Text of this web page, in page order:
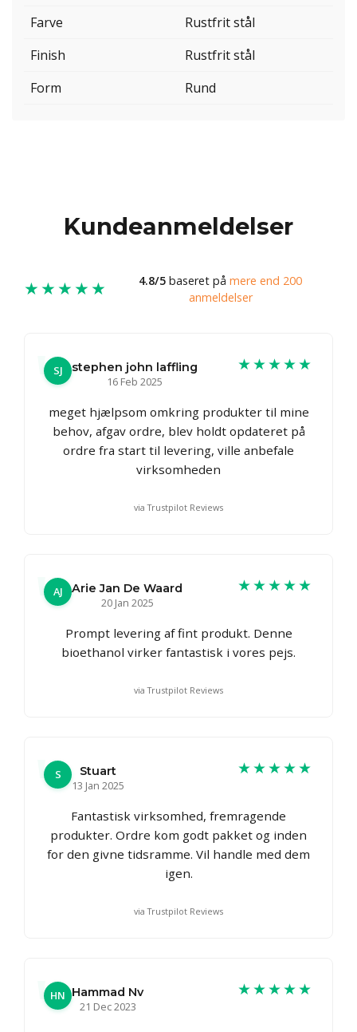
Farve
Rustfrit stål
Finish
Rustfrit stål
Form
Rund
Kundeanmeldelser
★★★★★ 4.8/5 baseret på mere end 200
anmeldelser
SJ
stephen john laffling
16 Feb 2025
★★★★★
meget hjælpsom omkring produkter til mine
behov, afgav ordre, blev holdt opdateret på
ordre fra start til levering, ville anbefale
virksomheden
via Trustpilot Reviews
AJ
Arie Jan De Waard
20 Jan 2025
★★★★★
Prompt levering af fint produkt. Denne
bioethanol virker fantastisk i vores pejs.
via Trustpilot Reviews
S
Stuart
13 Jan 2025
★★★★★
Fantastisk virksomhed, fremragende
produkter. Ordre kom godt pakket og inden
for den givne tidsramme. Vil handle med dem
igen.
via Trustpilot Reviews
HN Hammad Nv
21 Dec 2023
★★★★★